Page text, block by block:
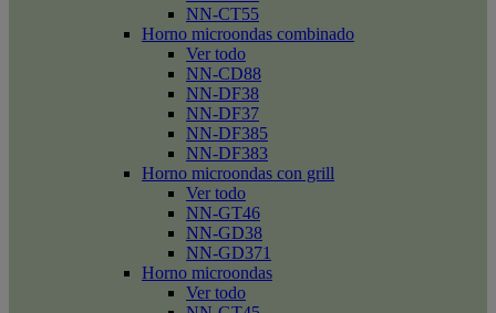
NN-CT55
Horno microondas combinado
Ver todo
NN-CD88
NN-DF38
NN-DF37
NN-DF385
NN-DF383
Horno microondas con grill
Ver todo
NN-GT46
NN-GD38
NN-GD371
Horno microondas
Ver todo